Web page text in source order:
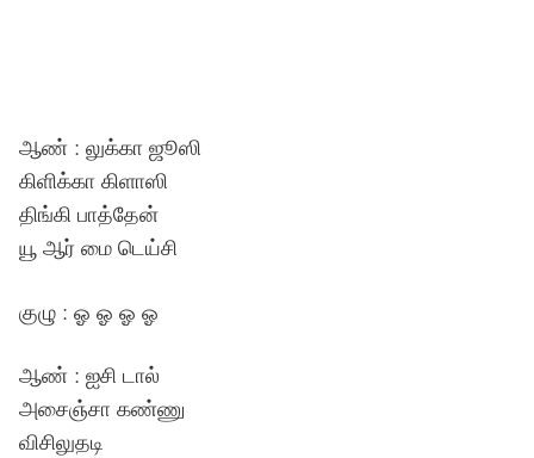
ஆண் : லுக்கா ஜூஸி
கிளிக்கா கிளாஸி
திங்கி பாத்தேன்
யூ ஆர் மை டெய்சி
குழு : ஓ ஓ ஓ ஓ
ஆண் : ஐசி டால்
அசைஞ்சா கண்ணு
விசிலுதடி